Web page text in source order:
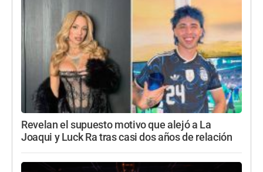
Revelan el supuesto motivo que alejó a La
Joaqui y Luck Ra tras casi dos años de relación